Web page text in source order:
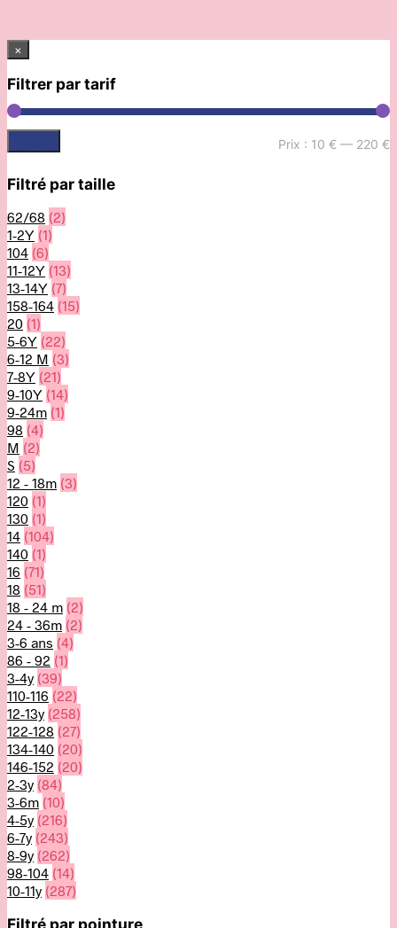
×
Filtrer par tarif
Prix : 10 € — 220 €
Filtré par taille
62/68 (2)
1-2Y (1)
104 (6)
11-12Y (13)
13-14Y (7)
158-164 (15)
20 (1)
5-6Y (22)
6-12 M (3)
7-8Y (21)
9-10Y (14)
9-24m (1)
98 (4)
M (2)
S (5)
12 - 18m (3)
120 (1)
130 (1)
14 (104)
140 (1)
16 (71)
18 (51)
18 - 24 m (2)
24 - 36m (2)
3-6 ans (4)
86 - 92 (1)
3-4y (39)
110-116 (22)
12-13y (258)
122-128 (27)
134-140 (20)
146-152 (20)
2-3y (84)
3-6m (10)
4-5y (216)
6-7y (243)
8-9y (262)
98-104 (14)
10-11y (287)
Filtré par pointure